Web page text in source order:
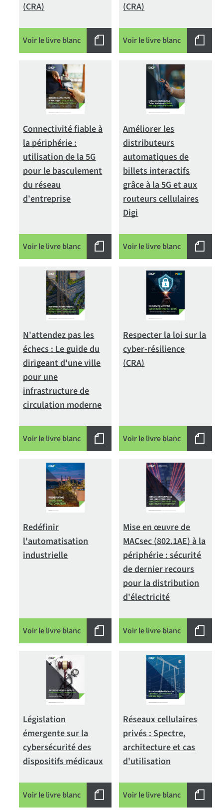
(CRA)
Voir le livre blanc
(CRA)
Voir le livre blanc
Connectivité fiable à
la périphérie :
utilisation de la 5G
pour le basculement
du réseau
d'entreprise
Voir le livre blanc
Améliorer les
distributeurs
automatiques de
billets interactifs
grâce à la 5G et aux
routeurs cellulaires
Digi
Voir le livre blanc
N'attendez pas les
échecs : Le guide du
dirigeant d'une ville
pour une
infrastructure de
circulation moderne
Voir le livre blanc
Respecter la loi sur la
cyber-résilience
(CRA)
Voir le livre blanc
Redéfinir
l'automatisation
industrielle
Voir le livre blanc
Mise en œuvre de
MACsec (802.1AE) à la
périphérie : sécurité
de dernier recours
pour la distribution
d'électricité
Voir le livre blanc
Législation
émergente sur la
cybersécurité des
dispositifs médicaux
Voir le livre blanc
Réseaux cellulaires
privés : Spectre,
architecture et cas
d'utilisation
Voir le livre blanc